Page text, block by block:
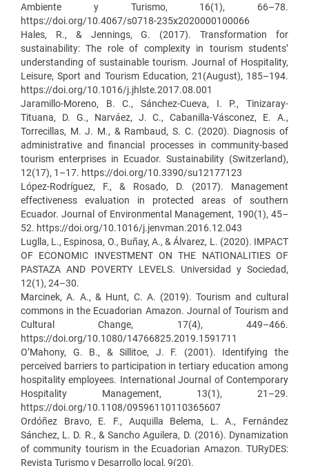
Ambiente y Turismo, 16(1), 66–78.
https://doi.org/10.4067/s0718-235x2020000100066
Hales, R., & Jennings, G. (2017). Transformation for
sustainability: The role of complexity in tourism students’
understanding of sustainable tourism. Journal of Hospitality,
Leisure, Sport and Tourism Education, 21(August), 185–194.
https://doi.org/10.1016/j.jhlste.2017.08.001
Jaramillo-Moreno, B. C., Sánchez-Cueva, I. P., Tinizaray-
Tituana, D. G., Narváez, J. C., Cabanilla-Vásconez, E. A.,
Torrecillas, M. J. M., & Rambaud, S. C. (2020). Diagnosis of
administrative and financial processes in community-based
tourism enterprises in Ecuador. Sustainability (Switzerland),
12(17), 1–17. https://doi.org/10.3390/su12177123
López-Rodríguez, F., & Rosado, D. (2017). Management
effectiveness evaluation in protected areas of southern
Ecuador. Journal of Environmental Management, 190(1), 45–
52. https://doi.org/10.1016/j.jenvman.2016.12.043
Luglla, L., Espinosa, O., Buñay, A., & Álvarez, L. (2020). IMPACT
OF ECONOMIC INVESTMENT ON THE NATIONALITIES OF
PASTAZA AND POVERTY LEVELS. Universidad y Sociedad,
12(1), 24–30.
Marcinek, A. A., & Hunt, C. A. (2019). Tourism and cultural
commons in the Ecuadorian Amazon. Journal of Tourism and
Cultural Change, 17(4), 449–466.
https://doi.org/10.1080/14766825.2019.1591711
O’Mahony, G. B., & Sillitoe, J. F. (2001). Identifying the
perceived barriers to participation in tertiary education among
hospitality employees. International Journal of Contemporary
Hospitality Management, 13(1), 21–29.
https://doi.org/10.1108/09596110110365607
Ordóñez Bravo, E. F., Auquilla Belema, L. A., Fernández
Sánchez, L. D. R., & Sancho Aguilera, D. (2016). Dynamization
of community tourism in the Ecuadorian Amazon. TURyDES:
Revista Turismo y Desarrollo local, 9(20).